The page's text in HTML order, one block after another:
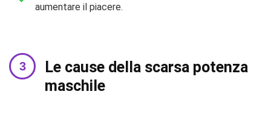
aumentare il piacere.
Le cause della scarsa potenza
maschile